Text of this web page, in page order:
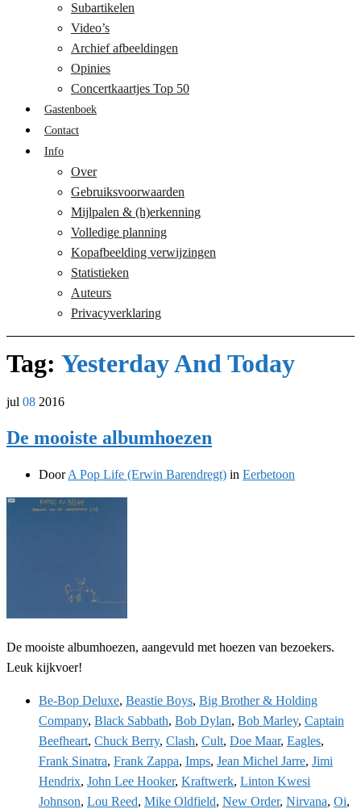
Subartikelen
Video’s
Archief afbeeldingen
Opinies
Concertkaartjes Top 50
Gastenboek
Contact
Info
Over
Gebruiksvoorwaarden
Mijlpalen & (h)erkenning
Volledige planning
Kopafbeelding verwijzingen
Statistieken
Auteurs
Privacyverklaring
Tag: Yesterday And Today
jul 08 2016
De mooiste albumhoezen
DoorA Pop Life (Erwin Barendregt) in Eerbetoon
De mooiste albumhoezen, aangevuld met hoezen van bezoekers.
Leuk kijkvoer!
Be-Bop Deluxe, Beastie Boys, Big Brother & Holding
Company, Black Sabbath, Bob Dylan, Bob Marley, Captain
Beefheart, Chuck Berry, Clash, Cult, Doe Maar, Eagles,
Frank Sinatra, Frank Zappa, Imps, Jean Michel Jarre, Jimi
Hendrix, John Lee Hooker, Kraftwerk, Linton Kwesi
Johnson, Lou Reed, Mike Oldfield, New Order, Nirvana, Oi,